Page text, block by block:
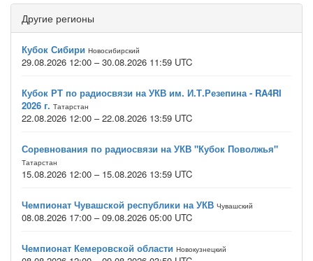
Другие регионы
Кубок Сибири Новосибирский
29.08.2026 12:00 – 30.08.2026 11:59 UTC
Кубок РТ по радиосвязи на УКВ им. И.Т.Резепина - RA4RI
2026 г. Татарстан
22.08.2026 12:00 – 22.08.2026 13:59 UTC
Соревнования по радиосвязи на УКВ "Кубок Поволжья"
Татарстан
15.08.2026 12:00 – 15.08.2026 13:59 UTC
Чемпионат Чувашской республики на УКВ Чувашский
08.08.2026 17:00 – 09.08.2026 05:00 UTC
Чемпионат Кемеровской области Новокузнецкий